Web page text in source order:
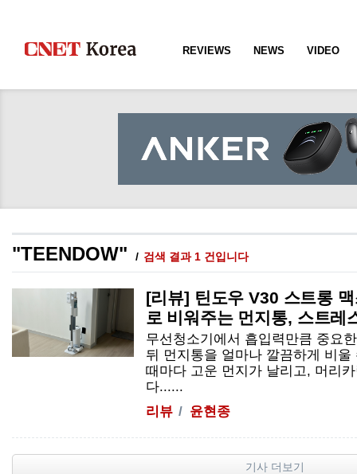
REVIEWS NEWS VIDEO
"TEENDOW" 검색 결과 1 건입니다
[리뷰] 틴도우 V30 스트롱
로 비워주는 먼지통, 스트레
무선청소기에서 흡입력만큼 중요
뒤 먼지통을 얼마나 깔끔하게 비
때마다 고운 먼지가 날리고, 머리
다......
리뷰
윤현종
기사 더보기